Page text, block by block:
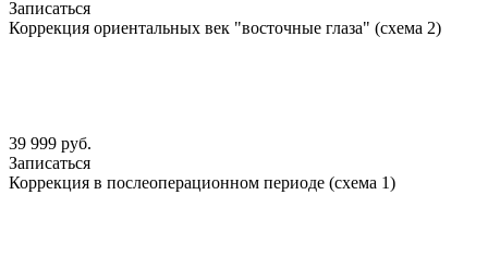
Записаться
Коррекция ориентальных век "восточные глаза" (схема 2)
39 999 руб.
Записаться
Коррекция в послеоперационном периоде (схема 1)